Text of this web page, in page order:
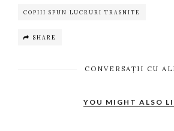
COPIII SPUN LUCRURI TRASNITE
SHARE
CONVERSAȚII CU
YOU MIGHT ALSO